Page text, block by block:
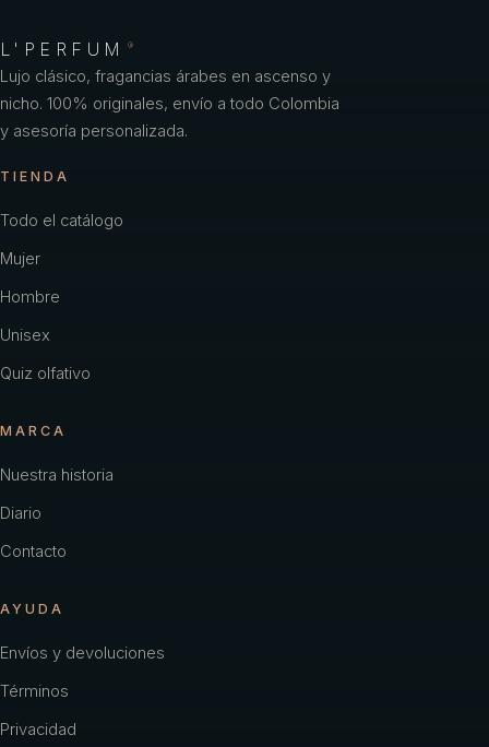
L'PERFUM ®
Lujo clásico, fragancias árabes en ascenso y
nicho. 100% originales, envío a todo Colombia
y asesoría personalizada.
TIENDA
Todo el catálogo
Mujer
Hombre
Unisex
Quiz olfativo
MARCA
Nuestra historia
Diario
Contacto
AYUDA
Envíos y devoluciones
Términos
Privacidad